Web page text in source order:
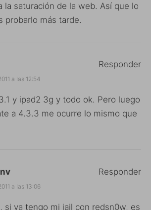
la saturación de la web. Así que lo
probarlo más tarde.
a las 12:54
y ipad2 3g y todo ok. Pero luego
a 4.3.3 me ocurre lo mismo que
Responder
a las 13:06
si ya tengo mi jail con redsn0w, es
Responder